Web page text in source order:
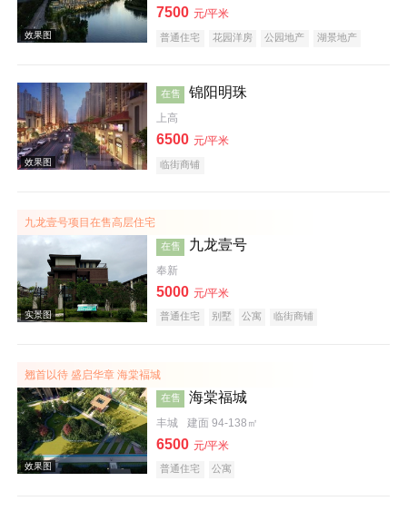
效果图
7500 元/平米
普通住宅 花园洋房 公园地产 湖景地产
在售 锦阳明珠
上高
6500 元/平米
临街商铺
九龙壹号项目在售高层住宅
在售 九龙壹号
奉新
5000 元/平米
普通住宅 别墅 公寓 临街商铺
翘首以待 盛启华章 海棠褔城
在售 海棠福城
丰城 建面 94-138㎡
6500 元/平米
普通住宅 公寓